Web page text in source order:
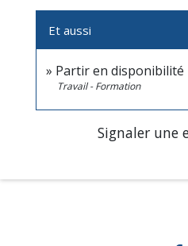
Et aussi
Partir en disponibilité
Travail - Formation
Signaler une